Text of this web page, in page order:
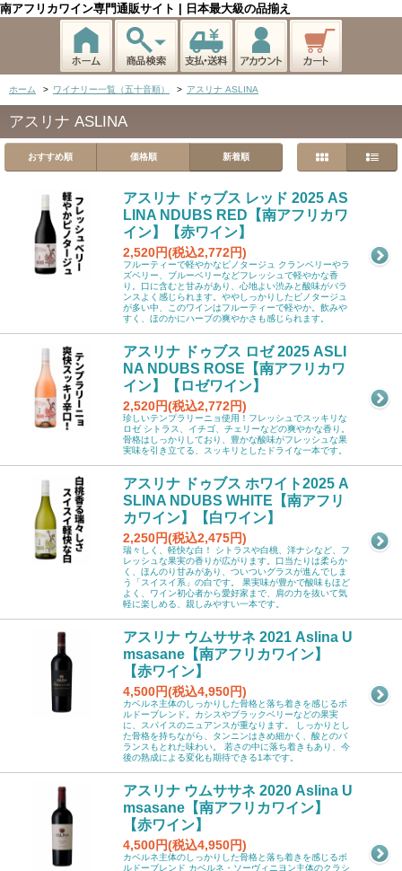
南アフリカワイン専門通販サイト | 日本最大級の品揃え
ホーム > ワイナリー一覧（五十音順） > アスリナ ASLINA
アスリナ ASLINA
おすすめ順 価格順 新着順
アスリナ ドゥブス レッド 2025 AS
LINA NDUBS RED【南アフリカワ
イン】【赤ワイン】
2,520円(税込2,772円)
フルーティーで軽やかなピノタージュ クランベリーやラ
ズベリー、ブルーベリーなどフレッシュで軽やかな香
り。口に含むと甘みがあり、心地よい渋みと酸味がバラ
ンスよく感じられます。ややしっかりしたピノタージュ
が多い中、このワインはフルーティーで軽やか。飲みや
すく、ほのかにハーブの爽やかさも感じられます。
アスリナ ドゥブス ロゼ 2025 ASLI
NA NDUBS ROSE【南アフリカワ
イン】【ロゼワイン】
2,520円(税込2,772円)
珍しいテンプラリーニョ使用！フレッシュでスッキリな
ロゼ シトラス、イチゴ、チェリーなどの爽やかな香り。
骨格はしっかりしており、豊かな酸味がフレッシュな果
実味を引き立てる、スッキリとしたドライな一本です。
アスリナ ドゥブス ホワイト2025 A
SLINA NDUBS WHITE【南アフリ
カワイン】【白ワイン】
2,250円(税込2,475円)
瑞々しく、軽快な白！ シトラスや白桃、洋ナシなど、フ
レッシュな果実の香りが広がります。口当たりは柔らか
く、ほんのり甘みがあり、ついついグラスが進んでしま
う「スイスイ系」の白です。 果実味が豊かで酸味もほど
よく、ワイン初心者から愛好家まで、肩の力を抜いて気
軽に楽しめる、親しみやすい一本です。
アスリナ ウムササネ 2021 Aslina U
msasane【南アフリカワイン】
【赤ワイン】
4,500円(税込4,950円)
カベルネ主体のしっかりした骨格と落ち着きを感じるボ
ルドーブレンド。カシスやブラックベリーなどの果実
に、スパイスのニュアンスが重なります。 しっかりとし
た骨格を持ちながら、タンニンはきめ細かく、酸とのバ
ランスもとれた味わい。 若さの中に落ち着きもあり、今
後の熟成による変化も期待できる1本です。
アスリナ ウムササネ 2020 Aslina U
msasane【南アフリカワイン】
【赤ワイン】
4,500円(税込4,950円)
カベルネ主体のしっかりした骨格と落ち着きを感じるボ
ルドーブレンド カベルネ・ソーヴィニヨン主体のクラシ